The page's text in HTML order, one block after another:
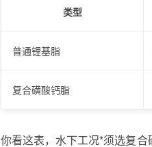
类型
普通锂基脂
复合磺酸钙脂
你看这表，水下工况*须选复合